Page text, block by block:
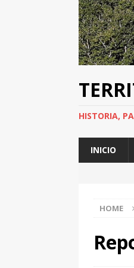
HISTORIA,
INICIO
HOME